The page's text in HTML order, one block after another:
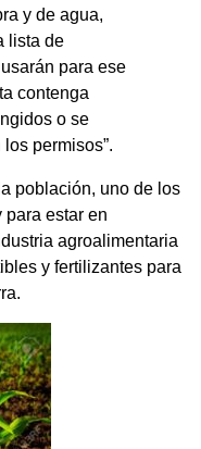
y de agua,
lista de
para ese
contenga
o se
permisos”.
población, uno de los
para estar en
agroalimentaria
y fertilizantes para